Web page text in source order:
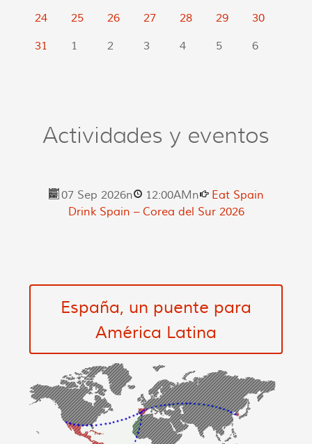
24
25 26 27 28 29
30
31
1 2 3 4 5 6
Actividades y eventos
07 Sep 2026n 12:00AMn
Eat Spain
Drink Spain – Corea del Sur 2026
España, un puente para
América Latina